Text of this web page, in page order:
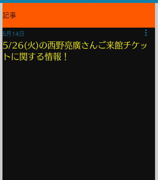
記事
5/26(火)の西野亮廣さんご来館チケッ
トに関する情報！
5月14日